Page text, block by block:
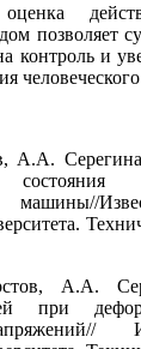
позволяет
контроль и
А.А.
А.А.
при